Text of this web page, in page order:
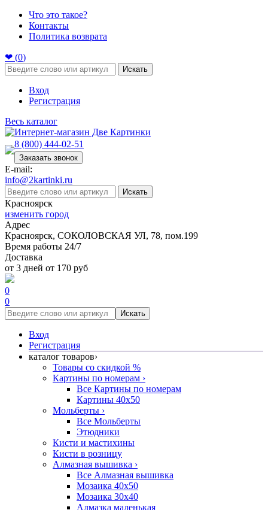
Что это такое?
Контакты
Политика возврата
❤ (0)
Искать
Вход
Регистрация
Весь каталог
8 (800) 444-02-51
Заказать звонок
E-mail:
info@2kartinki.ru
Искать
Красноярск
изменить город
Адрес
Красноярск, СОКОЛОВСКАЯ УЛ, 78, пом.199
Время работы 24/7
Доставка
от 3 дней от 170 руб
0
0
Искать
Вход
Регистрация
каталог товаров›
Товары со скидкой %
Картины по номерам ›
Все Картины по номерам
Картины 40x50
Мольберты ›
Все Мольберты
Этюдники
Кисти и мастихины
Кисти в розницу
Алмазная вышивка ›
Все Алмазная вышивка
Мозаика 40x50
Мозаика 30x40
Алмазка маленькая